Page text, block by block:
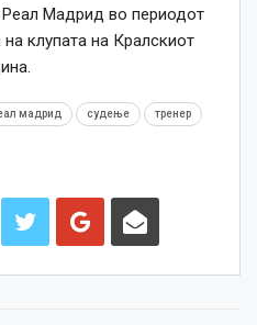
Мадрид во периодот
клупата на Кралскиот
мадрид судење тренер